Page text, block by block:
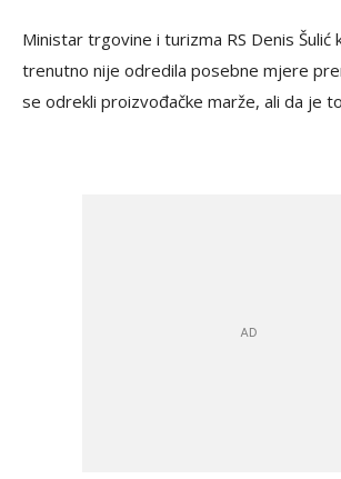
Ministar trgovine i turizma RS Denis Šulić
trenutno nije odredila posebne mjere
se odrekli proizvođačke marže, ali da je